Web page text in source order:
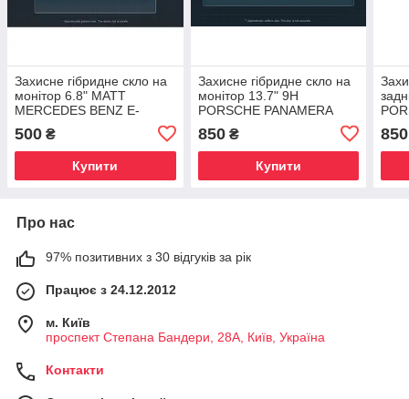
Захисне гібридне скло на
монітор 6.8" MATT
MERCEDES BENZ E-
500 ₴
Купити
Захисне гібридне скло на
монітор 13.7" 9H
PORSCHE PANAMERA
850₴
Купити
850
Про нас
97% позитивних з 30 відгуків за рік
Працює з 24.12.2012
м. Київ
проспект Степана Бандери, 28А, Київ, Україна
Контакти